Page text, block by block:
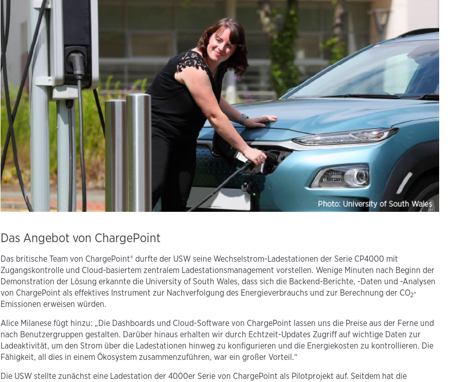
Das Angebot von ChargePoint
Das britische Team von ChargePoint® durfte der USW seine Wechselstrom-Ladestationen der Serie CP4000 mit
Zugangskontrolle und Cloud-basiertem zentralem Ladestationsmanagement vorstellen. Wenige Minuten nach Beginn der
Demonstration der Lösung erkannte die University of South Wales, dass sich die Backend-Berichte, -Daten und -Analysen
von ChargePoint als effektives Instrument zur Nachverfolgung des Energieverbrauchs und zur Berechnung der CO2-
Emissionen erweisen würden.
Alice Milanese fügt hinzu: „Die Dashboards und Cloud-Software von ChargePoint lassen uns die Preise aus der Ferne und
nach Benutzergruppen gestalten. Darüber hinaus erhalten wir durch Echtzeit-Updates Zugriff auf wichtige Daten zur
Ladeaktivität, um den Strom über die Ladestationen hinweg zu konfigurieren und die Energiekosten zu kontrollieren. Die
Fähigkeit, all dies in einem Ökosystem zusammenzuführen, war ein großer Vorteil.“
Die USW stellte zunächst eine Ladestation der 4000er Serie von ChargePoint als Pilotprojekt auf. Seitdem hat die